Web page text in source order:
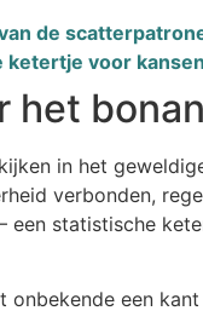
de
voor
het
in het
verbonden,
een statistische
een kant